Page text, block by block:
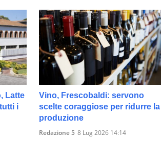
Latte
i
Vino, Frescobaldi: servono
scelte coraggiose per ridurre la
produzione
Redazione 5 8 Lug 2026 14:14